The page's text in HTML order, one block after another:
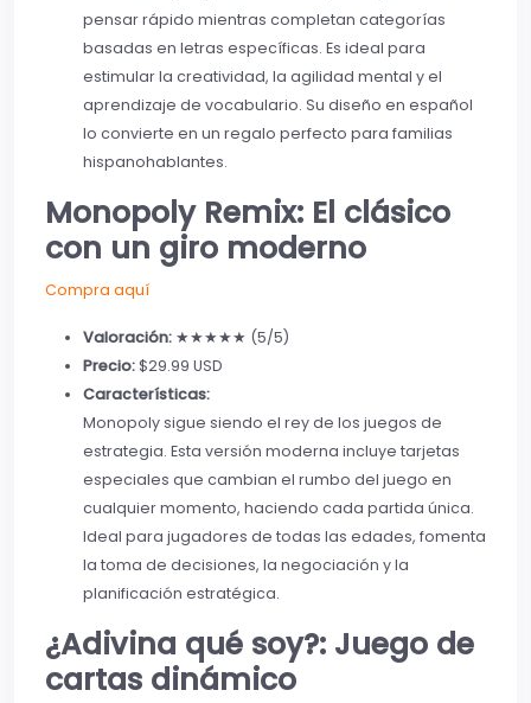
pensar rápido mientras completan categorías
basadas en letras específicas. Es ideal para
estimular la creatividad, la agilidad mental y el
aprendizaje de vocabulario. Su diseño en español
lo convierte en un regalo perfecto para familias
hispanohablantes.
Monopoly Remix: El clásico
con un giro moderno
Compra aquí
Valoración: ★★★★★ (5/5)
Precio:$29.99 USD
Características:
Monopoly sigue siendo el rey de los juegos de
estrategia. Esta versión moderna incluye tarjetas
especiales que cambian el rumbo del juego en
cualquier momento, haciendo cada partida única.
Ideal para jugadores de todas las edades, fomenta
la toma de decisiones, la negociación y la
planificación estratégica.
¿Adivina qué soy?: Juego de
cartas dinámico